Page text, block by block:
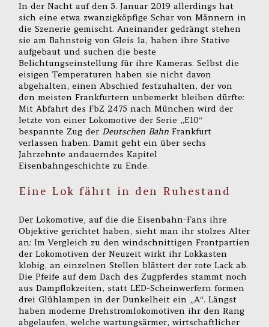
In der Nacht auf den 5. Januar 2019 allerdings hat
sich eine etwa zwanzigköpfige Schar von Männern in
die Szenerie gemischt. Aneinander gedrängt stehen
sie am Bahnsteig von Gleis 1a, haben ihre Stative
aufgebaut und suchen die beste
Belichtungseinstellung für ihre Kameras. Selbst die
eisigen Temperaturen haben sie nicht davon
abgehalten, einen Abschied festzuhalten, der von
den meisten Frankfurtern unbemerkt bleiben dürfte:
Mit Abfahrt des FbZ 2475 nach München wird der
letzte von einer Lokomotive der Serie „E10“
bespannte Zug der Deutschen Bahn Frankfurt
verlassen haben. Damit geht ein über sechs
Jahrzehnte andauerndes Kapitel
Eisenbahngeschichte zu Ende.
Eine Lok fährt in den Ruhestand
Der Lokomotive, auf die die Eisenbahn-Fans ihre
Objektive gerichtet haben, sieht man ihr stolzes Alter
an: Im Vergleich zu den windschnittigen Frontpartien
der Lokomotiven der Neuzeit wirkt ihr Lokkasten
klobig, an einzelnen Stellen blättert der rote Lack ab.
Die Pfeife auf dem Dach des Zugpferdes stammt noch
aus Dampflokzeiten, statt LED-Scheinwerfern formen
drei Glühlampen in der Dunkelheit ein „A“. Längst
haben moderne Drehstromlokomotiven ihr den Rang
abgelaufen, welche wartungsärmer, wirtschaftlicher